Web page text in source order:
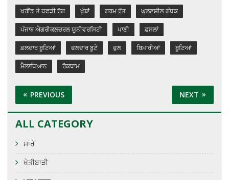
ਖਰੀਂਡ ਤੇ ਧਫੜੀ ਰੋਗ ਖੁੰਬਾਂ ਗਰਮ ਰੁੱਤ ਘੁਲਣਸ਼ੀਲ ਗੰਧਕ
ਪੰਜਾਬ ਐਗਰੀਕਲਚਰਲ ਯੂਨੀਵਰਸਿਟੀ ਪਾਣੀ ਫ਼ਸਲਾਂ
ਫ਼ਲਦਾਰ ਬੂਟਿਆਂ ਫਲਦਾਰ ਬੂਟੇ ਫੁਲ ਬਿਮਾਰੀਆਂ ਬੂਟਿਆਂ
ਮੈਲਾਥਿਆਨ ਰੋਕਥਾਮ
PREVIOUS NEXT
ALL CATEGORY
ਸਾਰੇ
ਖੇਤੀਬਾੜੀ